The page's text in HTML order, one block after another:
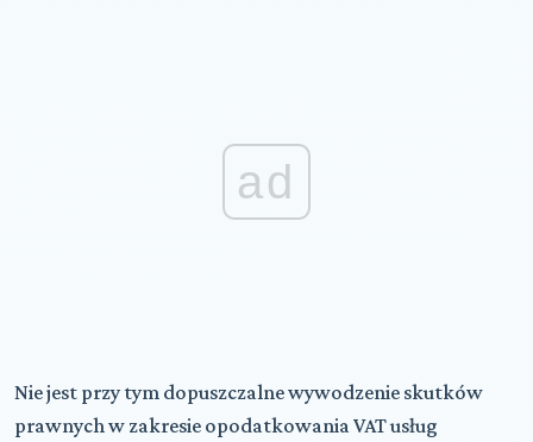
ad
Nie jest przy tym dopuszczalne wywodzenie skutków
prawnych w zakresie opodatkowania VAT usług